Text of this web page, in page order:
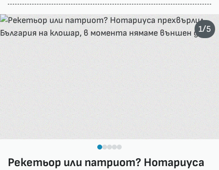
Рекетьор или патриот? Нотариуса
1/5